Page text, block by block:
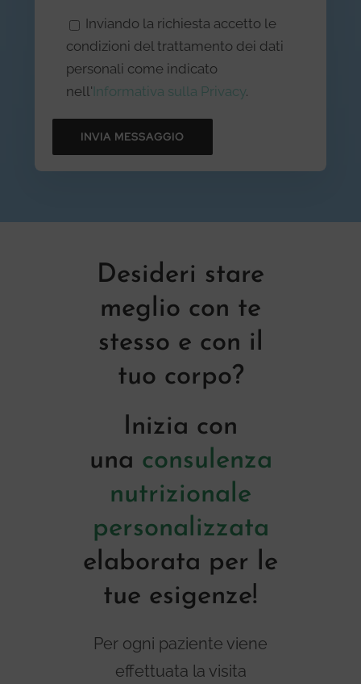
Inviando la richiesta accetto le
condizioni del trattamento dei dati
personali come indicato
nell'Informativa sulla Privacy.
Desideri stare
meglio con te
stesso e con il
tuo corpo?
Inizia con
una consulenza
nutrizionale
personalizzata
elaborata per le
tue esigenze!
Per ogni paziente viene
effettuata la visita